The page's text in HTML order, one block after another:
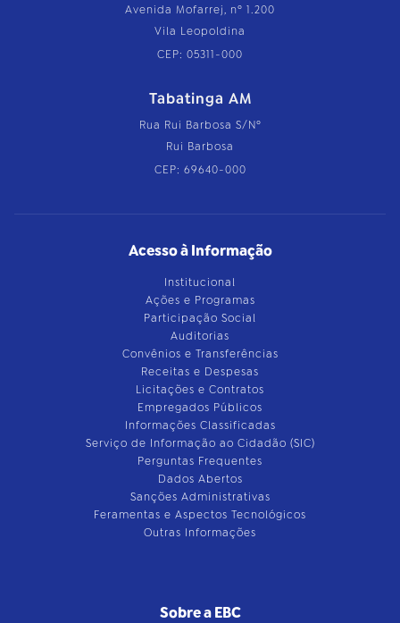
Avenida Mofarrej, nº 1.200
Vila Leopoldina
CEP: 05311-000
Tabatinga AM
Rua Rui Barbosa S/Nº
Rui Barbosa
CEP: 69640-000
Acesso à Informação
Institucional
Ações e Programas
Participação Social
Auditorias
Convênios e Transferências
Receitas e Despesas
Licitações e Contratos
Empregados Públicos
Informações Classificadas
Serviço de Informação ao Cidadão (SIC)
Perguntas Frequentes
Dados Abertos
Sanções Administrativas
Feramentas e Aspectos Tecnológicos
Outras Informações
Sobre a EBC